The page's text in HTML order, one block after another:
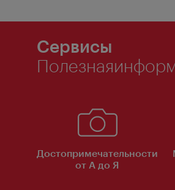
Сервисы
Достопримечательности
от А до Я